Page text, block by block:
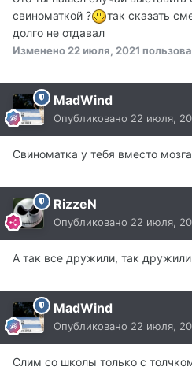
свиноматкой ?
так сказать
долго не отдавал
Изменено 22 июля, 2021
MadWind
Опубликовано 22 июля,
Свиноматка у тебя вместо
RizzeN
Опубликовано 22 июля,
А так все дружили, так
MadWind
Опубликовано 22 июля,
Слим со школы только с